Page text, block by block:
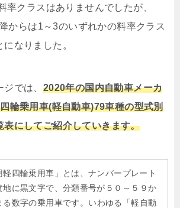
率クラスはありませんでしたが、
からは1～3のいずれかの料率クラス
なりました。
では、 2020年の国内自動車メーカ
輪乗用車(軽自動車)79車種の型式別
表にしてご紹介していきます。
軽四輪乗用車」とは、ナンバープレート
地に黒文字で、分類番号が ５０～５９か
る数字の乗用車です。いわゆる「軽自動